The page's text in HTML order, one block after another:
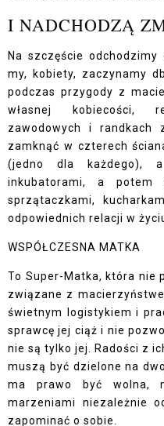
I NADCHODZĄ
Na szczęście
my, kobiety, zaczynamy
podczas przygody z
własnej kobiecości,
zawodowych i randkach
zamknąć w czterech
(jedno dla każdego),
inkubatorami, a potem
sprzątaczkami,
odpowiednich relacji w
WSPÓŁCZESNA MATKA
To Super-Matka, która nie
związane z
świetnym logistykiem i
sprawcę jej ciąż i nie
nie są tylko jej. Radości z
muszą być dzielone na
ma prawo być wolna,
marzeniami niezależnie
zapominać o sobie.